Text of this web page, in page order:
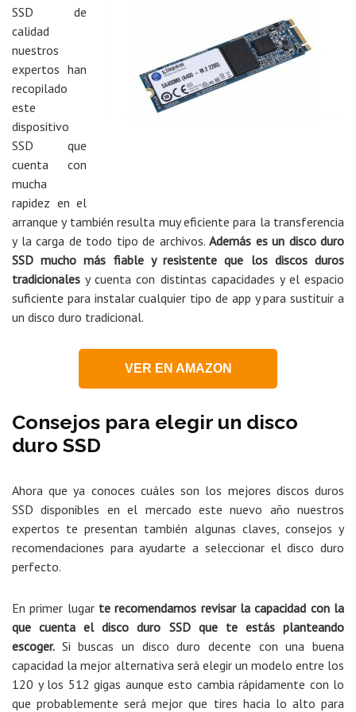
SSD de
calidad
nuestros
expertos han
recopilado
este
dispositivo
SSD que
cuenta con
mucha
rapidez en el
arranque y también resulta muy eficiente para la transferencia
y la carga de todo tipo de archivos. Además es un disco duro
SSD mucho más fiable y resistente que los discos duros
tradicionalesy cuenta con distintas capacidades y el espacio
suficiente para instalar cualquier tipo de app y para sustituir a
un disco duro tradicional.
VER EN AMAZON
Consejos para elegir un disco
duro SSD
Ahora que ya conoces cuáles son los mejores discos duros
SSD disponibles en el mercado este nuevo año nuestros
expertos te presentan también algunas claves, consejos y
recomendaciones para ayudarte a seleccionar el disco duro
perfecto.
En primer lugar te recomendamos revisar la capacidad con la
que cuenta el disco duro SSD que te estás planteando
escoger. Si buscas un disco duro decente con una buena
capacidad la mejor alternativa será elegir un modelo entre los
120 y los 512 gigas aunque esto cambia rápidamente con lo
que probablemente será mejor que tires hacia lo alto para